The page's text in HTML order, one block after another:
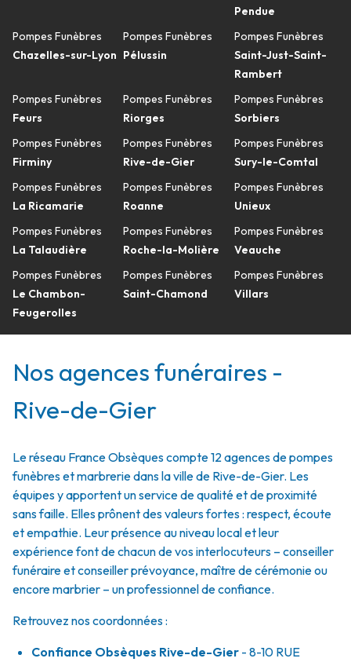
Pompes Funèbres
Chazelles-sur-Lyon
Pompes Funèbres
Feurs
Pompes Funèbres
Firminy
Pompes Funèbres
La Ricamarie
Pompes Funèbres
La Talaudière
Pompes Funèbres
Le Chambon-
Feugerolles
Pompes Funèbres
Pélussin
Pompes Funèbres
Riorges
Pompes Funèbres
Rive-de-Gier
Pompes Funèbres
Roanne
Pompes Funèbres
Roche-la-Molière
Pompes Funèbres
Saint-Chamond
Pendue
Pompes Funèbres
Saint-Just-Saint-
Rambert
Pompes Funèbres
Sorbiers
Pompes Funèbres
Sury-le-Comtal
Pompes Funèbres
Unieux
Pompes Funèbres
Veauche
Pompes Funèbres
Villars
Nos agences funéraires -
Rive-de-Gier
Le réseau France Obsèques compte 12 agences de pompes
funèbres et marbrerie dans la ville de Rive-de-Gier. Les
équipes y apportent un service de qualité et de proximité
sans faille. Elles prônent des valeurs fortes : respect, écoute
et empathie. Leur présence au niveau local et leur
expérience font de chacun de vos interlocuteurs – conseiller
funéraire et conseiller prévoyance, maître de cérémonie ou
encore marbrier – un professionnel de confiance.
Retrouvez nos coordonnées :
Confiance Obsèques Rive-de-Gier - 8-10 RUE